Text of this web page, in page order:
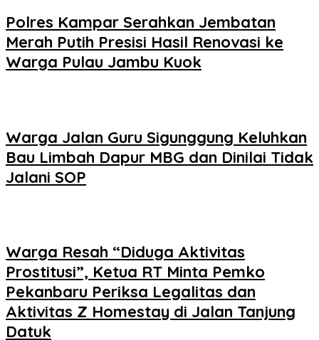
Polres Kampar Serahkan Jembatan
Merah Putih Presisi Hasil Renovasi ke
Warga Pulau Jambu Kuok
Warga Jalan Guru Sigunggung Keluhkan
Bau Limbah Dapur MBG dan Dinilai Tidak
Jalani SOP
Warga Resah “Diduga Aktivitas
Prostitusi”, Ketua RT Minta Pemko
Pekanbaru Periksa Legalitas dan
Aktivitas Z Homestay di Jalan Tanjung
Datuk